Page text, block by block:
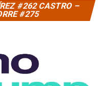
#262 CASTRO –
#275